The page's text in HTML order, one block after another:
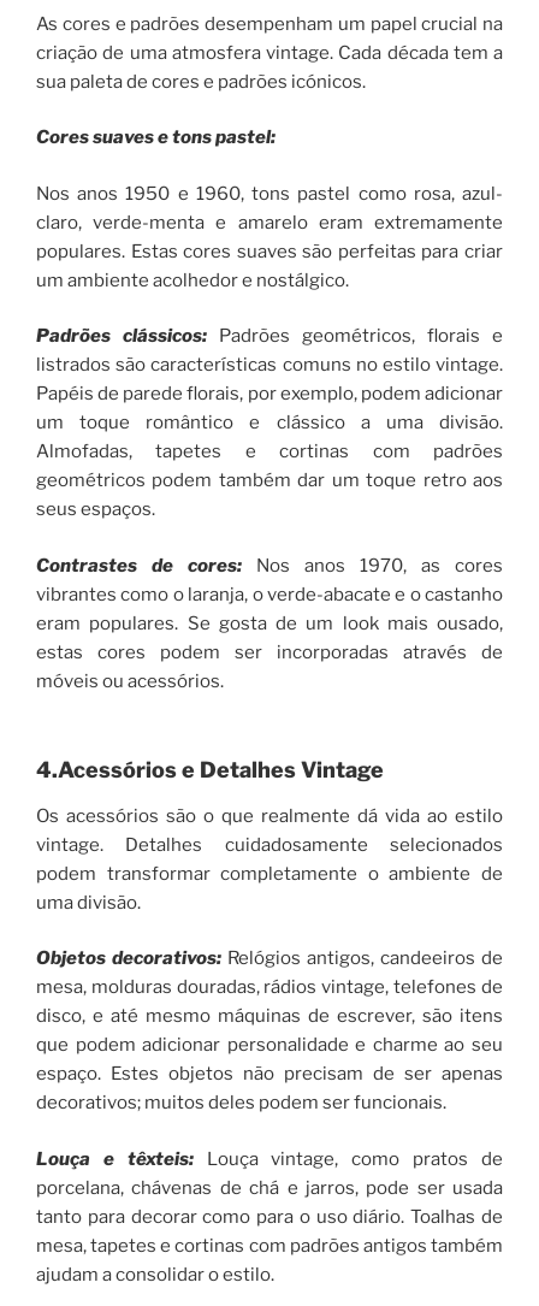
As cores e padrões desempenham um papel crucial na
criação de uma atmosfera vintage. Cada década tem a
sua paleta de cores e padrões icónicos.
Cores suaves e tons pastel:
Nos anos 1950 e 1960, tons pastel como rosa, azul-
claro, verde-menta e amarelo eram extremamente
populares. Estas cores suaves são perfeitas para criar
um ambiente acolhedor e nostálgico.
Padrões clássicos: Padrões geométricos, florais e
listrados são características comuns no estilo vintage.
Papéis de parede florais, por exemplo, podem adicionar
um toque romântico e clássico a uma divisão.
Almofadas, tapetes e cortinas com padrões
geométricos podem também dar um toque retro aos
seus espaços.
Contrastes de cores: Nos anos 1970, as cores
vibrantes como o laranja, o verde-abacate e o castanho
eram populares. Se gosta de um look mais ousado,
estas cores podem ser incorporadas através de
móveis ou acessórios.
4.Acessórios e Detalhes Vintage
Os acessórios são o que realmente dá vida ao estilo
vintage. Detalhes cuidadosamente selecionados
podem transformar completamente o ambiente de
uma divisão.
Objetos decorativos: Relógios antigos, candeeiros de
mesa, molduras douradas, rádios vintage, telefones de
disco, e até mesmo máquinas de escrever, são itens
que podem adicionar personalidade e charme ao seu
espaço. Estes objetos não precisam de ser apenas
decorativos; muitos deles podem ser funcionais.
Louça e têxteis:Louça vintage, como pratos de
porcelana, chávenas de chá e jarros, pode ser usada
tanto para decorar como para o uso diário. Toalhas de
mesa, tapetes e cortinas com padrões antigos também
ajudam a consolidar o estilo.